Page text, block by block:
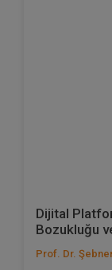
Dijital
Bozukluğu
Prof. Dr.